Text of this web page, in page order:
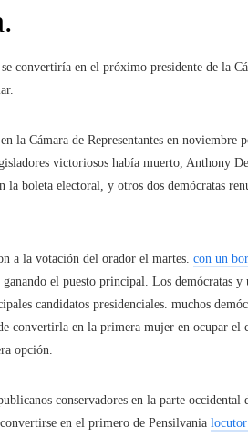
convertiría en el próximo presidente de la
la Cámara de Representantes en noviembre
victoriosos había muerto, Anthony
la boleta electoral, y otros dos demócratas
a la votación del orador el martes. con un
el puesto principal. Los demócratas y
candidatos presidenciales. muchos
convertirla en la primera mujer en ocupar el
opción.
conservadores en la parte occidental
en el primero de Pensilvania